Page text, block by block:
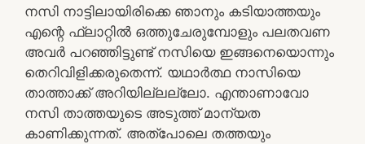
നസി നാട്ടിലായിരിക്കെ ഞാനും കടിയാത്തയും
എന്റെ ഫ്ലാറ്റിൽ ഒത്തുചേരുമ്പോളും പലതവണ
അവർ പറഞ്ഞിട്ടുണ്ട് നസിയെ ഇങ്ങനെയൊന്നും
തെറിവിളിക്കരുതെന്ന്. യഥാർത്ഥ നാസിയെ
താത്താക്ക് അറിയില്ലല്ലോ. എന്താണാവോ
നസി താത്തയുടെ അടുത്ത് മാന്യത
കാണിക്കുന്നത്. അത്പോലെ തത്തയും